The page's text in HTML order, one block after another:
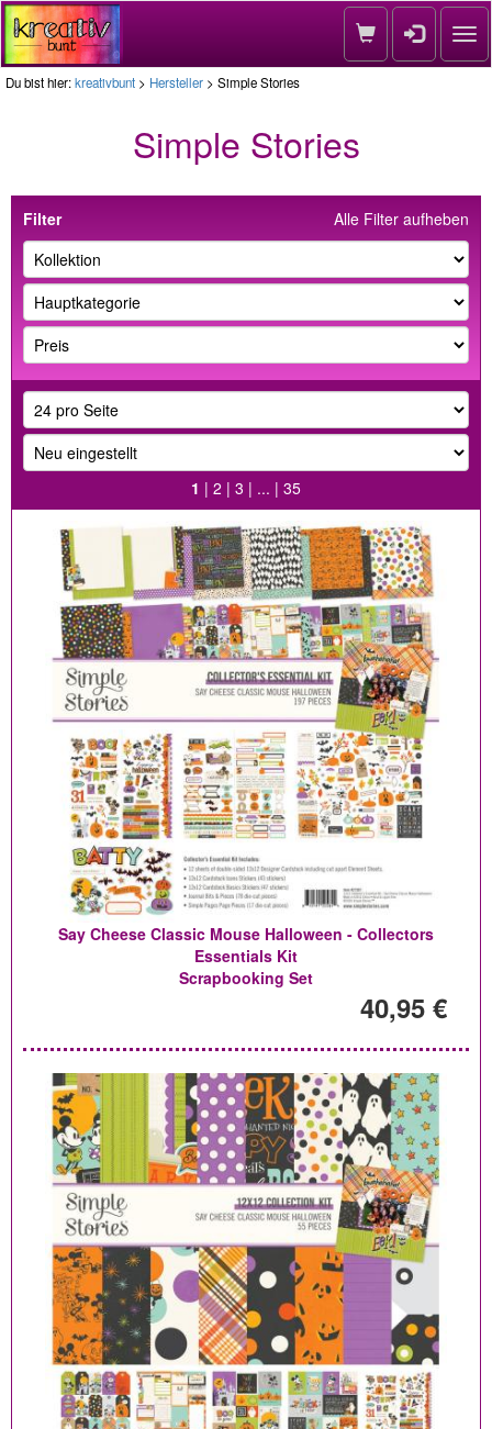
Du bist hier:kreativbunt > Hersteller > Simple Stories
Simple Stories
Alle Filter aufheben
Filter
1 | 2 | 3 | ... | 35
Say Cheese Classic Mouse Halloween - Collectors
Essentials Kit
Scrapbooking Set
40,95 €